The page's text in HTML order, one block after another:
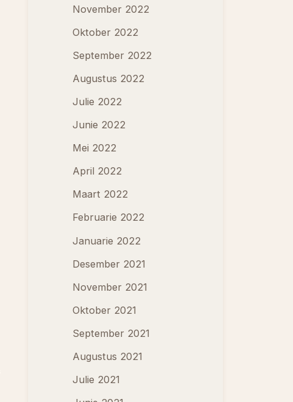
November 2022
Oktober 2022
September 2022
Augustus 2022
Julie 2022
Junie 2022
Mei 2022
April 2022
Maart 2022
Februarie 2022
Januarie 2022
Desember 2021
November 2021
Oktober 2021
September 2021
Augustus 2021
Julie 2021